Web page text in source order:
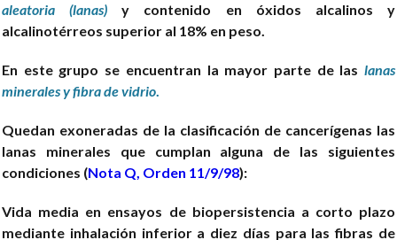
aleatoria (lanas) y contenido en óxidos alcalinos y
alcalinotérreos superior al 18% en peso.
En este grupo se encuentran la mayor parte de las lanas
minerales y fibra de vidrio.
Quedan exoneradas de la clasificación de cancerígenas las
lanas minerales que cumplan alguna de las siguientes
condiciones (Nota Q, Orden 11/9/98):
Vida media en ensayos de biopersistencia a corto plazo
mediante inhalación inferior a diez días para las fibras de